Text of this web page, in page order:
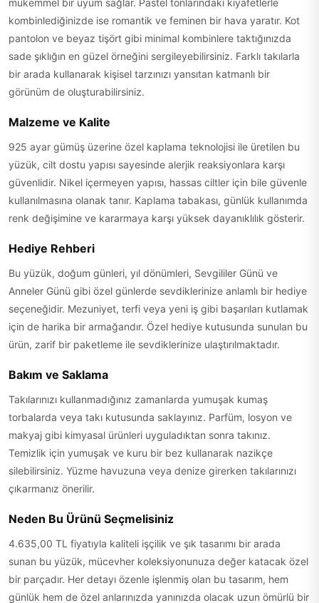
mükemmel bir uyum sağlar. Pastel tonlarındaki kıyafetlerle
kombinlediğinizde ise romantik ve feminen bir hava yaratır. Kot
pantolon ve beyaz tişört gibi minimal kombinlere taktığınızda
sade şıklığın en güzel örneğini sergileyebilirsiniz. Farklı takılarla
bir arada kullanarak kişisel tarzınızı yansıtan katmanlı bir
görünüm de oluşturabilirsiniz.
Malzeme ve Kalite
925 ayar gümüş üzerine özel kaplama teknolojisi ile üretilen bu
yüzük, cilt dostu yapısı sayesinde alerjik reaksiyonlara karşı
güvenlidir. Nikel içermeyen yapısı, hassas ciltler için bile güvenle
kullanılmasına olanak tanır. Kaplama tabakası, günlük kullanımda
renk değişimine ve kararmaya karşı yüksek dayanıklılık gösterir.
Hediye Rehberi
Bu yüzük, doğum günleri, yıl dönümleri, Sevgililer Günü ve
Anneler Günü gibi özel günlerde sevdiklerinize anlamlı bir hediye
seçeneğidir. Mezuniyet, terfi veya yeni iş gibi başarıları kutlamak
için de harika bir armağandır. Özel hediye kutusunda sunulan bu
ürün, zarif bir paketleme ile sevdiklerinize ulaştırılmaktadır.
Bakım ve Saklama
Takılarınızı kullanmadığınız zamanlarda yumuşak kumaş
torbalarda veya takı kutusunda saklayınız. Parfüm, losyon ve
makyaj gibi kimyasal ürünleri uyguladıktan sonra takınız.
Temizlik için yumuşak ve kuru bir bez kullanarak nazikçe
silebilirsiniz. Yüzme havuzuna veya denize girerken takılarınızı
çıkarmanız önerilir.
Neden Bu Ürünü Seçmelisiniz
4.635,00 TL fiyatıyla kaliteli işçilik ve şık tasarımı bir arada
sunan bu yüzük, mücevher koleksiyonunuza değer katacak özel
bir parçadır. Her detayı özenle işlenmiş olan bu tasarım, hem
günlük hem de özel anlarınızda yanınızda olacak uzun ömürlü bir